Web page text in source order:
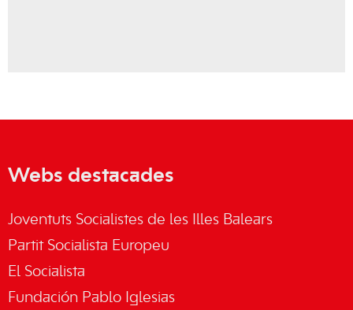
Webs destacades
Joventuts Socialistes de les Illes Balears
Partit Socialista Europeu
El Socialista
Fundación Pablo Iglesias